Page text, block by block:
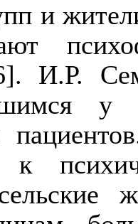
и
И.Р.
у
к